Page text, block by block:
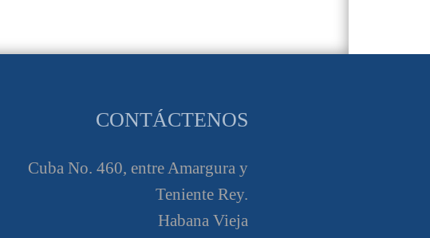
CONTÁCTENOS
Cuba No. 460, entre Amargura y
Teniente Rey.
Habana Vieja